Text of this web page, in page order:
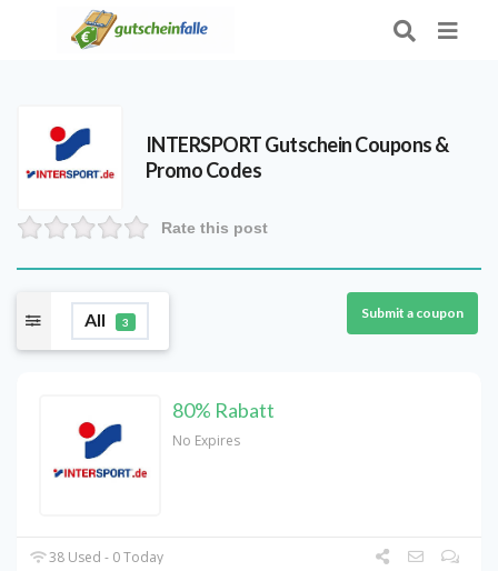
INTERSPORT GutscheinCoupons &
Promo Codes
Rate this post
All 3
Submit a coupon
80% Rabatt
No Expires
38 Used - 0 Today